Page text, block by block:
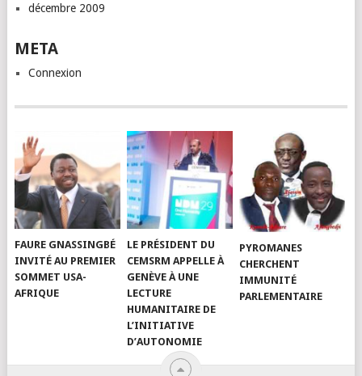
décembre 2009
META
Connexion
FAURE GNASSINGBÉ
INVITÉ AU PREMIER
SOMMET USA-
AFRIQUE
LE PRÉSIDENT DU
CEMSRM APPELLE À
GENÈVE À UNE
LECTURE
HUMANITAIRE DE
L’INITIATIVE
D’AUTONOMIE
PYROMANES
CHERCHENT
IMMUNITÉ
PARLEMENTAIRE